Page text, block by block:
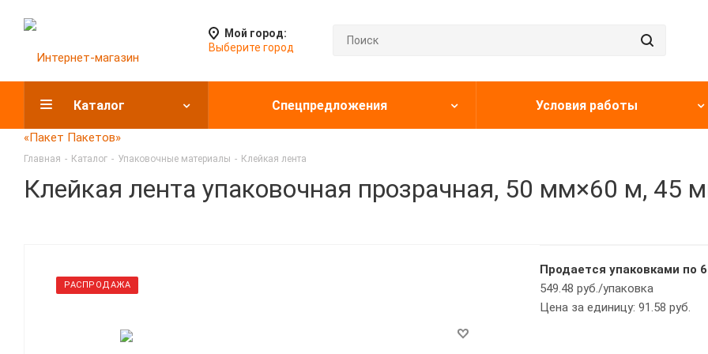
Мой город:
Выберите город
Каталог Спецпредложения Условия работы
Главная - Каталог - Упаковочные материалы - Клейкая лента
Клейкая лента упаковочная прозрачная, 50 мм×60 м, 45
РАСПРОДАЖА
Продается упаковками по
549.48 руб./упаковка
Цена за единицу: 91.58 руб.